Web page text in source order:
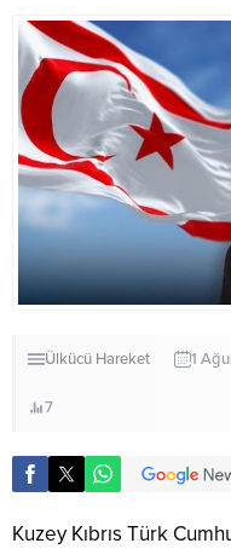
Ülkücü Hareket 1
7
Kuzey Kıbrıs Türk